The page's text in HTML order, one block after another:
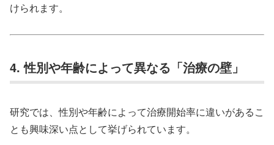
けられます。
4. 性別や年齢によって異なる「治療の壁」
研究では、性別や年齢によって治療開始率に違いがあるこ
とも興味深い点として挙げられています。